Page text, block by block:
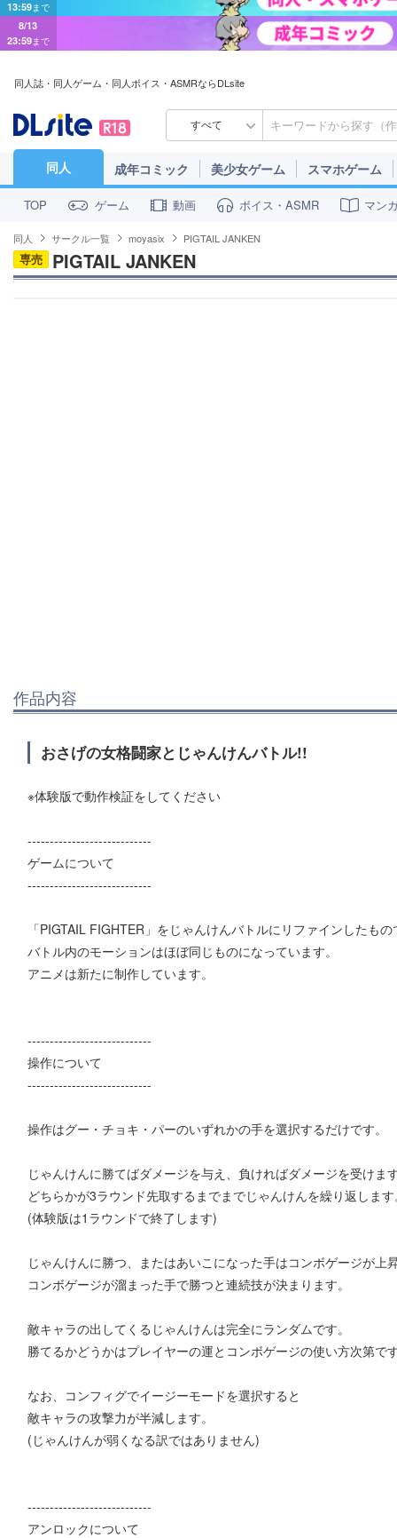
8/13
23:59まで
同人誌・同人ゲーム・同人ボイス・ASMRならDLsite
すべて
同人 成年コミック 美少女ゲーム スマホゲーム
TOP ゲーム 動画 ボイス・ASMR マン
同人 サークル一覧 moyasix PIGTAIL JANKEN
専売 PIGTAIL JANKEN
作品内容
おさげの女格闘家とじゃんけんバトル!!
※体験版で動作検証をしてください
----------------------------
ゲームについて
----------------------------
「PIGTAIL FIGHTER」をじゃんけんバトルにリファインしたもの
バトル内のモーションはほぼ同じものになっています。
アニメは新たに制作しています。
----------------------------
操作について
----------------------------
操作はグー・チョキ・パーのいずれかの手を選択するだけです。
じゃんけんに勝てばダメージを与え、負ければダメージを受けま
どちらかが3ラウンド先取するまでまでじゃんけんを繰り返しま
(体験版は1ラウンドで終了します)
じゃんけんに勝つ、またはあいこになった手はコンボゲージが上
コンボゲージが溜まった手で勝つと連続技が決まります。
敵キャラの出してくるじゃんけんは完全にランダムです。
勝てるかどうかはプレイヤーの運とコンボゲージの使い方次第で
なお、コンフィグでイージーモードを選択すると
敵キャラの攻撃力が半減します。
(じゃんけんが弱くなる訳ではありません)
----------------------------
アンロックについて